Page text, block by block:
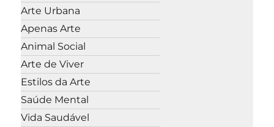
Arte Urbana
Apenas Arte
Animal Social
Arte de Viver
Estilos da Arte
Saúde Mental
Vida Saudável